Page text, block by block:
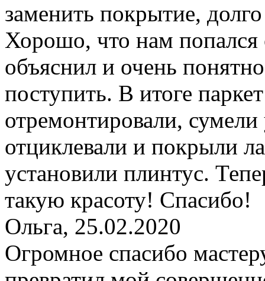
заменить покрытие,
Хорошо, что нам
объяснил и очень
поступить. В итоге
отремонтировали,
отциклевали и покрыли
установили плинтус.
такую красоту! Спасибо!
Ольга, 25.02.2020
Огромное спасибо